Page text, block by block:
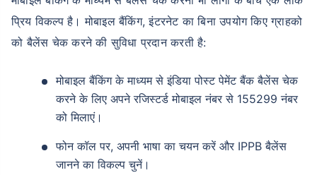
प्रिय विकल्प है। मोबाइल बैंकिंग, इंटरनेट का बिना उपयोग किए ग्राहको
को बैलेंस चेक करने की सुविधा प्रदान करती है:
मोबाइल बैंकिंग के माध्यम से इंडिया पोस्ट पेमेंट बैंक बैलेंस चेक
करने के लिए अपने रजिस्टर्ड मोबाइल नंबर से 155299 नंबर
को मिलाएं।
फोन कॉल पर, अपनी भाषा का चयन करें और IPPB बैलेंस
जानने का विकल्प चुनें।